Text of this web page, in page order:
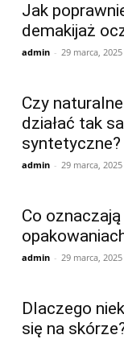
Jak
demakijaż
admin - 29 marca, 2025
Czy
działać tak
syntetyczne?
admin - 29 marca, 2025
Co
admin - 29 marca, 2025
Dlaczego
się na